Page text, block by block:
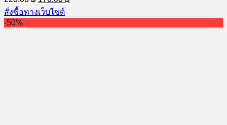
price
was:
220.00 ฿.
price
176.00 ฿.
สั่งซื้อทางเว็บไซต์
-50%